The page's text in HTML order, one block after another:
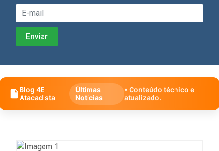
Blog 4E
Atacadista
Últimas
Notícias
• Conteúdo técnico e
atualizado.